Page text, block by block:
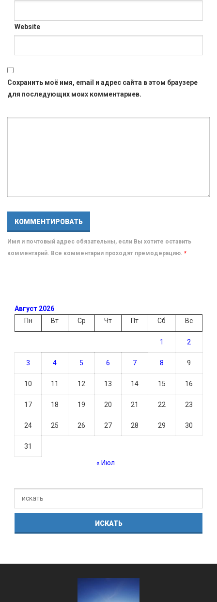
Website
Сохранить моё имя, email и адрес сайта в этом браузере
для последующих моих комментариев.
Имя и почтовый адрес обязательны, если Вы хотите оставить
комментарий. Все комментарии проходят премодерацию. *
Август 2026
Пн
Вт Ср Чт Пт Сб Вс
1 2
3 4 5 6 7 8 9
10 11 12 13 14 15 16
17 18 19 20 21 22 23
24 25 26 27 28 29 30
31
« Июл